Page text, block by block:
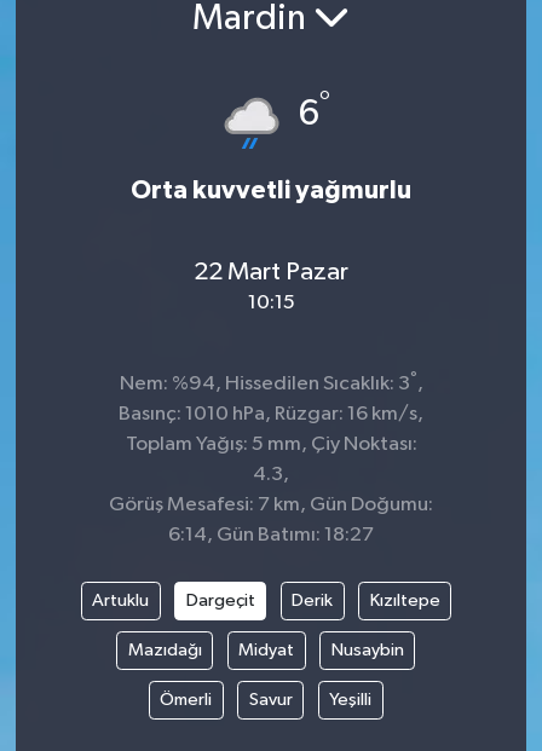
Mardin
6°
Orta kuvvetli yağmurlu
22 Mart Pazar
10:15
Nem: %94, Hissedilen Sıcaklık: 3° ,
Basınç: 1010 hPa, Rüzgar: 16 km/s,
Toplam Yağış: 5 mm, Çiy Noktası:
4.3,
Görüş Mesafesi: 7 km, Gün Doğumu:
6:14, Gün Batımı: 18:27
Artuklu Dargeçit Derik Kızıltepe
Mazıdağı Midyat Nusaybin
Ömerli Savur Yeşilli